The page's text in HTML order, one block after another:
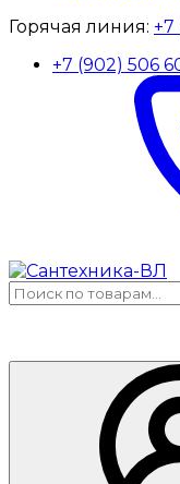
Горячая линия: +7
+7 (902) 506